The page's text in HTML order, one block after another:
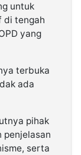
untuk
di tengah
yang
terbuka
ada
pihak
penjelasan
serta